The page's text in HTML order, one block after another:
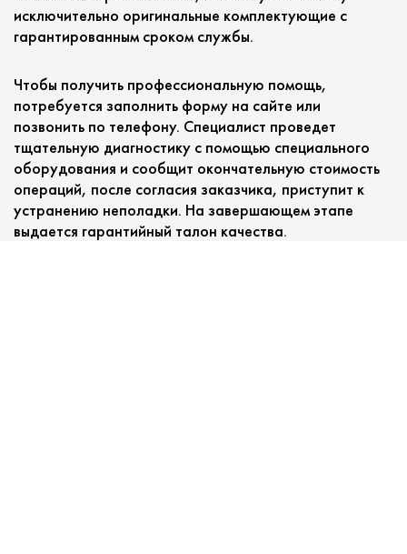
исключительно оригинальные комплектующие с
гарантированным сроком службы.
Чтобы получить профессиональную помощь,
потребуется заполнить форму на сайте или
позвонить по телефону. Специалист проведет
тщательную диагностику с помощью специального
оборудования и сообщит окончательную стоимость
операций, после согласия заказчика, приступит к
устранению неполадки. На завершающем этапе
выдается гарантийный талон качества.